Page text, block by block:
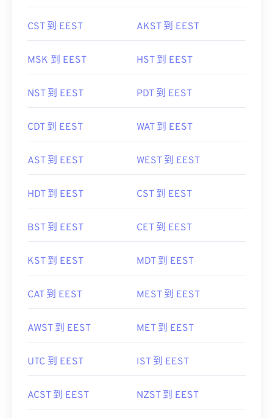
CST 到 EEST AKST 到 EEST
MSK 到 EEST HST 到 EEST
NST 到 EEST PDT 到 EEST
CDT 到 EEST WAT 到 EEST
AST 到 EEST WEST 到 EEST
HDT 到 EEST CST 到 EEST
BST 到 EEST CET 到 EEST
KST 到 EEST MDT 到 EEST
CAT 到 EEST MEST 到 EEST
AWST 到 EEST MET 到 EEST
UTC 到 EEST IST 到 EEST
ACST 到 EEST NZST 到 EEST